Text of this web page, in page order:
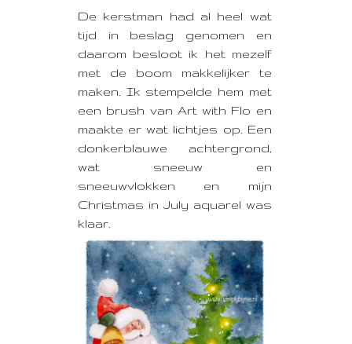
De kerstman had al heel wat
tijd in beslag genomen en
daarom besloot ik het mezelf
met de boom makkelijker te
maken. Ik stempelde hem met
een brush van Art with Flo en
maakte er wat lichtjes op. Een
donkerblauwe achtergrond,
wat sneeuw en
sneeuwvlokken en mijn
Christmas in July aquarel was
klaar.